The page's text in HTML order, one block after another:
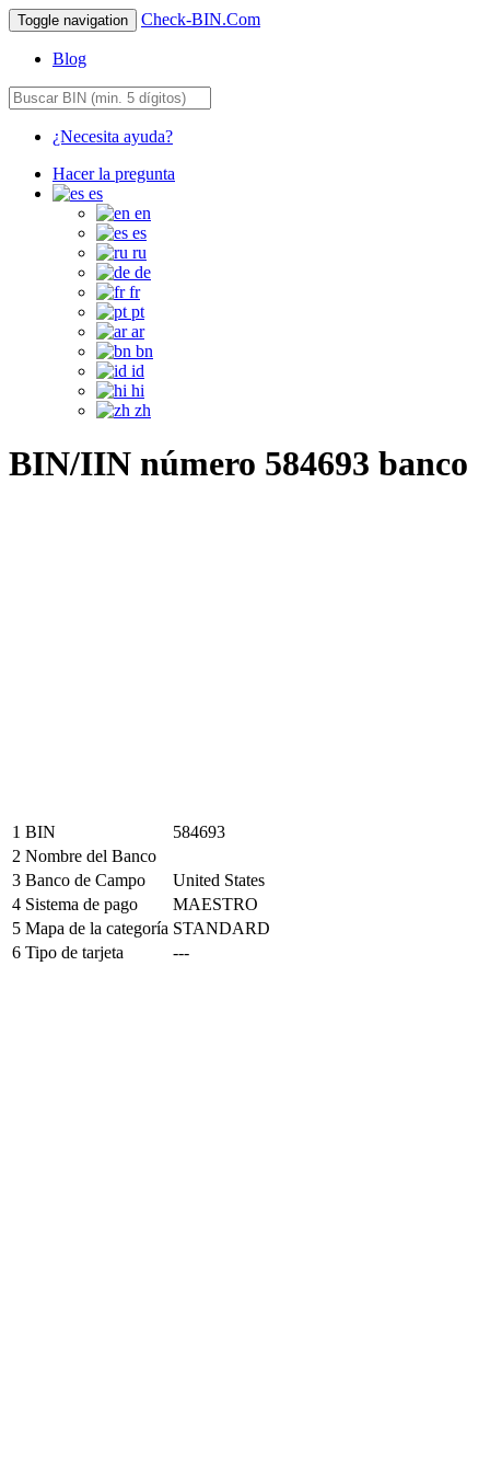
Toggle navigation Check-BIN.Com
Blog
¿Necesita ayuda?
Hacer la pregunta
es
en
es
ru
de
fr
pt
ar
bn
id
hi
zh
BIN/IIN número 584693 banco
1 BIN
584693
2 Nombre del Banco
3 Banco de Campo
United States
4 Sistema de pago
MAESTRO
5 Mapa de la categoría STANDARD
6 Tipo de tarjeta ---